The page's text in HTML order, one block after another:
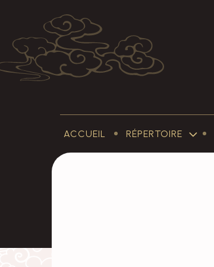
ACCUEIL RÉPERTOIRE